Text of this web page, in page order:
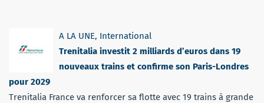
A LA UNE, International
Trenitalia investit 2 milliards d’euros dans 19
nouveaux trains et confirme son Paris-Londres
pour 2029
Trenitalia France va renforcer sa flotte avec 19 trains à grande